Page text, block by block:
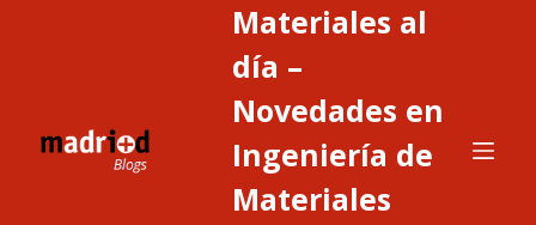
Materiales al
día –
Novedades en
Ingeniería de
Materiales